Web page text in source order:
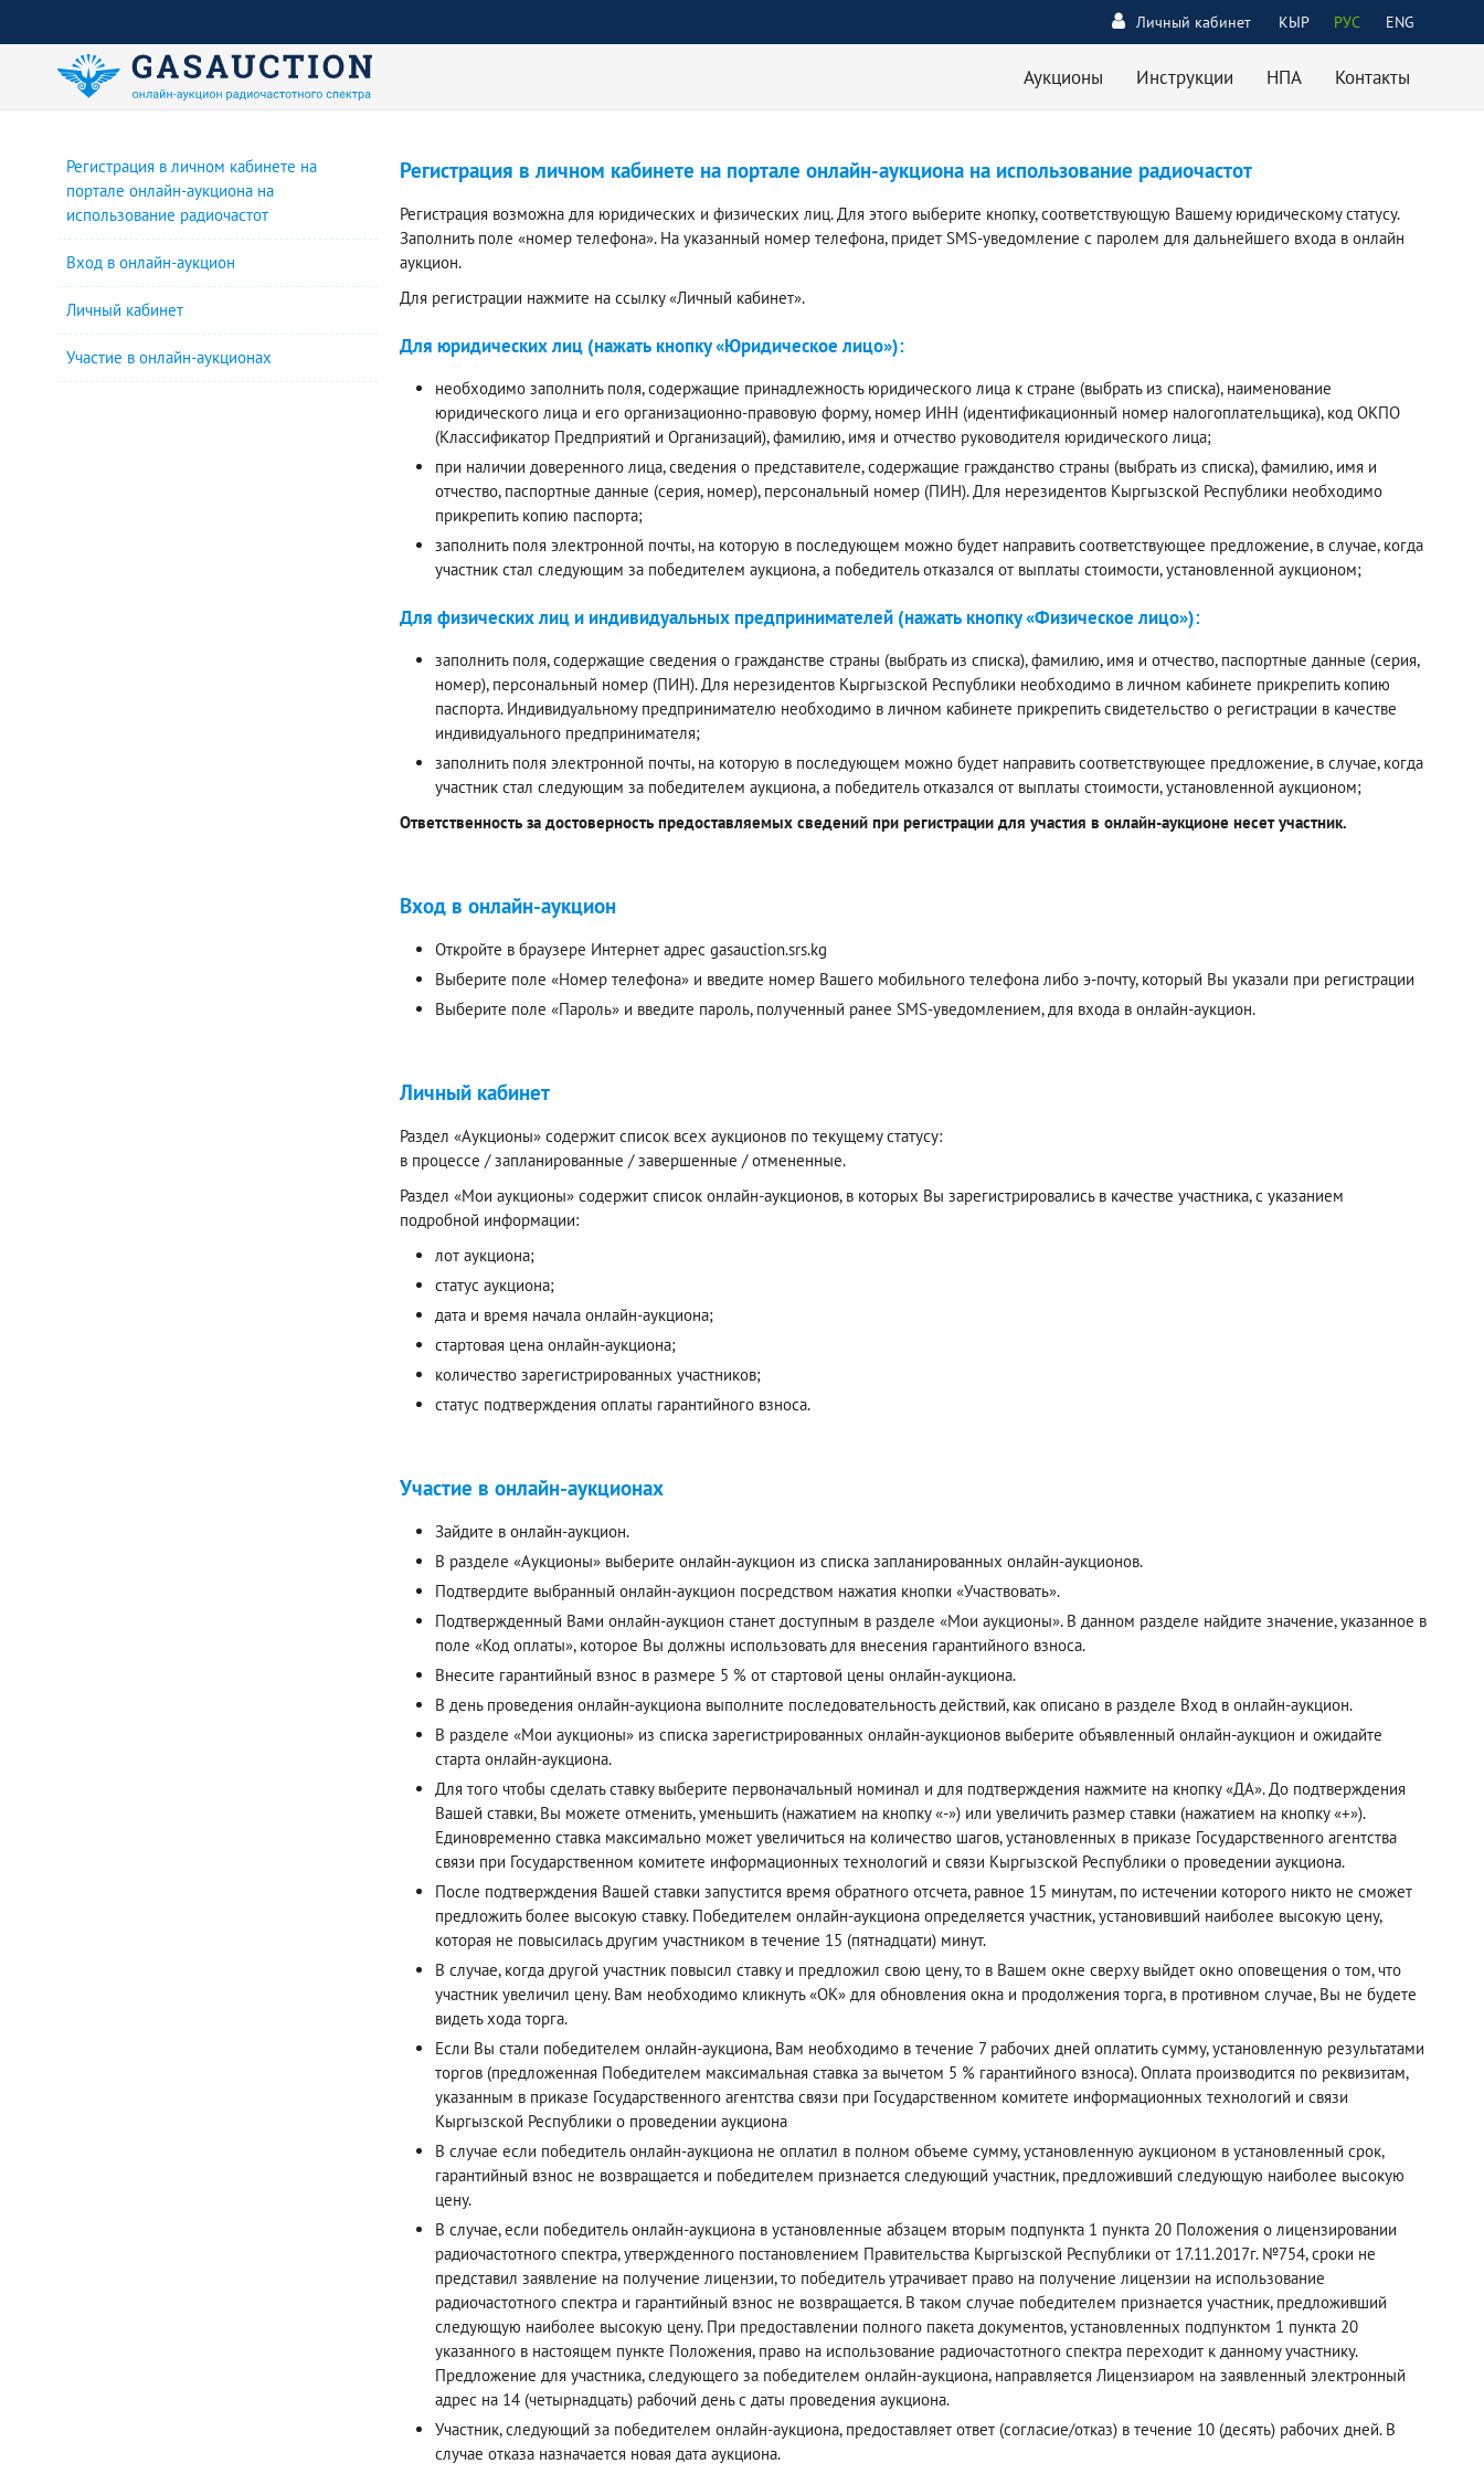
КЫР РУС ENG
Личный кабинет
Аукционы Инструкции НПА Контакты
Регистрация в личном кабинете на
портале онлайн-аукциона на
использование радиочастот
Вход в онлайн-аукцион
Личный кабинет
Участие в онлайн-аукционах
Регистрация в личном кабинете на портале онлайн-аукциона на использование радиочастот
Регистрация возможна для юридических и физических лиц. Для этого выберите кнопку, соответствующую Вашему юридическому статусу.
Заполнить поле «номер телефона». На указанный номер телефона, придет SMS-уведомление с паролем для дальнейшего входа в онлайн
аукцион.
Для регистрации нажмите на ссылку «Личный кабинет».
Для юридических лиц (нажать кнопку «Юридическое лицо»):
необходимо заполнить поля, содержащие принадлежность юридического лица к стране (выбрать из списка), наименование
юридического лица и его организационно-правовую форму, номер ИНН (идентификационный номер налогоплательщика), код ОКПО
(Классификатор Предприятий и Организаций), фамилию, имя и отчество руководителя юридического лица;
при наличии доверенного лица, сведения о представителе, содержащие гражданство страны (выбрать из списка), фамилию, имя и
отчество, паспортные данные (серия, номер), персональный номер (ПИН). Для нерезидентов Кыргызской Республики необходимо
прикрепить копию паспорта;
заполнить поля электронной почты, на которую в последующем можно будет направить соответствующее предложение, в случае, когда
участник стал следующим за победителем аукциона, а победитель отказался от выплаты стоимости, установленной аукционом;
Для физических лиц и индивидуальных предпринимателей (нажать кнопку «Физическое лицо»):
заполнить поля, содержащие сведения о гражданстве страны (выбрать из списка), фамилию, имя и отчество, паспортные данные (серия,
номер), персональный номер (ПИН). Для нерезидентов Кыргызской Республики необходимо в личном кабинете прикрепить копию
паспорта. Индивидуальному предпринимателю необходимо в личном кабинете прикрепить свидетельство о регистрации в качестве
индивидуального предпринимателя;
заполнить поля электронной почты, на которую в последующем можно будет направить соответствующее предложение, в случае, когда
участник стал следующим за победителем аукциона, а победитель отказался от выплаты стоимости, установленной аукционом;
Ответственность за достоверность предоставляемых сведений при регистрации для участия в онлайн-аукционе несет участник.
Вход в онлайн-аукцион
Откройте в браузере Интернет адрес gasauction.srs.kg
Выберите поле «Номер телефона» и введите номер Вашего мобильного телефона либо э-почту, который Вы указали при регистрации
Выберите поле «Пароль» и введите пароль, полученный ранее SMS-уведомлением, для входа в онлайн-аукцион.
Личный кабинет
Раздел «Аукционы» содержит список всех аукционов по текущему статусу:
в процессе / запланированные / завершенные / отмененные.
Раздел «Мои аукционы» содержит список онлайн-аукционов, в которых Вы зарегистрировались в качестве участника, с указанием
подробной информации:
лот аукциона;
статус аукциона;
дата и время начала онлайн-аукциона;
стартовая цена онлайн-аукциона;
количество зарегистрированных участников;
статус подтверждения оплаты гарантийного взноса.
Участие в онлайн-аукционах
Зайдите в онлайн-аукцион.
В разделе «Аукционы» выберите онлайн-аукцион из списка запланированных онлайн-аукционов.
Подтвердите выбранный онлайн-аукцион посредством нажатия кнопки «Участвовать».
Подтвержденный Вами онлайн-аукцион станет доступным в разделе «Мои аукционы». В данном разделе найдите значение, указанное в
поле «Код оплаты», которое Вы должны использовать для внесения гарантийного взноса.
Внесите гарантийный взнос в размере 5 % от стартовой цены онлайн-аукциона.
В день проведения онлайн-аукциона выполните последовательность действий, как описано в разделе Вход в онлайн-аукцион.
В разделе «Мои аукционы» из списка зарегистрированных онлайн-аукционов выберите объявленный онлайн-аукцион и ожидайте
старта онлайн-аукциона.
Для того чтобы сделать ставку выберите первоначальный номинал и для подтверждения нажмите на кнопку «ДА». До подтверждения
Вашей ставки, Вы можете отменить, уменьшить (нажатием на кнопку «-») или увеличить размер ставки (нажатием на кнопку «+»).
Единовременно ставка максимально может увеличиться на количество шагов, установленных в приказе Государственного агентства
связи при Государственном комитете информационных технологий и связи Кыргызской Республики о проведении аукциона.
После подтверждения Вашей ставки запустится время обратного отсчета, равное 15 минутам, по истечении которого никто не сможет
предложить более высокую ставку. Победителем онлайн-аукциона определяется участник, установивший наиболее высокую цену,
которая не повысилась другим участником в течение 15 (пятнадцати) минут.
В случае, когда другой участник повысил ставку и предложил свою цену, то в Вашем окне сверху выйдет окно оповещения о том, что
участник увеличил цену. Вам необходимо кликнуть «ОК» для обновления окна и продолжения торга, в противном случае, Вы не будете
видеть хода торга.
Если Вы стали победителем онлайн-аукциона, Вам необходимо в течение 7 рабочих дней оплатить сумму, установленную результатами
торгов (предложенная Победителем максимальная ставка за вычетом 5 % гарантийного взноса). Оплата производится по реквизитам,
указанным в приказе Государственного агентства связи при Государственном комитете информационных технологий и связи
Кыргызской Республики о проведении аукциона
В случае если победитель онлайн-аукциона не оплатил в полном объеме сумму, установленную аукционом в установленный срок,
гарантийный взнос не возвращается и победителем признается следующий участник, предложивший следующую наиболее высокую
цену.
В случае, если победитель онлайн-аукциона в установленные абзацем вторым подпункта 1 пункта 20 Положения о лицензировании
радиочастотного спектра, утвержденного постановлением Правительства Кыргызской Республики от 17.11.2017г. №754, сроки не
представил заявление на получение лицензии, то победитель утрачивает право на получение лицензии на использование
радиочастотного спектра и гарантийный взнос не возвращается. В таком случае победителем признается участник, предложивший
следующую наиболее высокую цену. При предоставлении полного пакета документов, установленных подпунктом 1 пункта 20
указанного в настоящем пункте Положения, право на использование радиочастотного спектра переходит к данному участнику.
Предложение для участника, следующего за победителем онлайн-аукциона, направляется Лицензиаром на заявленный электронный
адрес на 14 (четырнадцать) рабочий день с даты проведения аукциона.
Участник, следующий за победителем онлайн-аукциона, предоставляет ответ (согласие/отказ) в течение 10 (десять) рабочих дней. В
случае отказа назначается новая дата аукциона.